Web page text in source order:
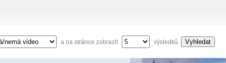
a na stránce zobrazit výsledků. Vyhledat